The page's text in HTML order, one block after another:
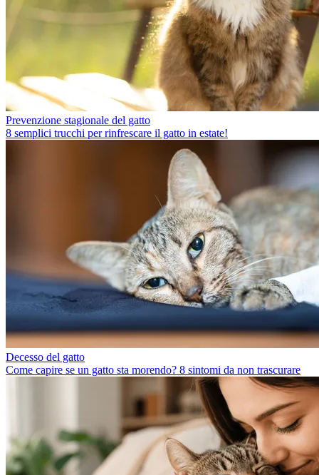
Prevenzione stagionale del gatto
8 semplici trucchi per rinfrescare il gatto in estate!
Decesso del gatto
Come capire se un gatto sta morendo? 8 sintomi da non trascurare